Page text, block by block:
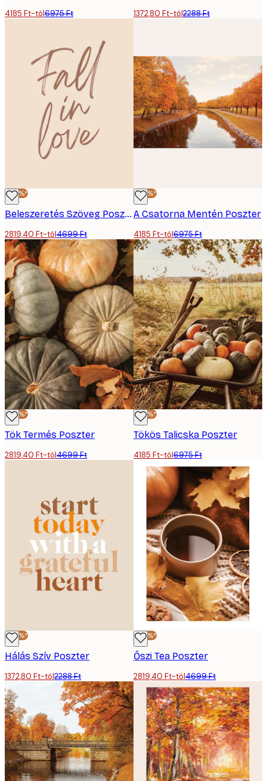
4185 Ft-tól6975 Ft 1372,80 Ft-tól2288 Ft
-40%*
Beleszeretés Szöveg Poszter
2819,40 Ft-tól4699 Ft
-40%*
A Csatorna Mentén Poszter
4185 Ft-tól6975 Ft
-40%*
Tök Termés Poszter
2819,40 Ft-tól4699 Ft
-40%*
Tökös Talicska Poszter
4185 Ft-tól6975 Ft
-40%*
Hálás Szív Poszter
1372,80 Ft-tól2288 Ft
-40%*
Őszi Tea Poszter
2819,40 Ft-tól4699 Ft